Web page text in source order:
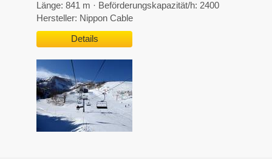
Länge: 841 m · Beförderungskapazität/h: 2400
Hersteller: Nippon Cable
Details